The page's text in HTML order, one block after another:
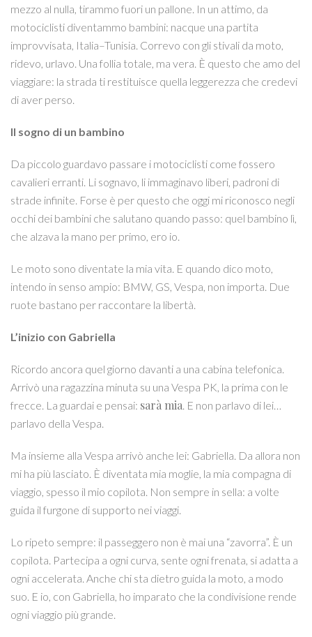
mezzo al nulla, tirammo fuori un pallone. In un attimo, da
motociclisti diventammo bambini: nacque una partita
improvvisata, Italia–Tunisia. Correvo con gli stivali da moto,
ridevo, urlavo. Una follia totale, ma vera. È questo che amo del
viaggiare: la strada ti restituisce quella leggerezza che credevi
di aver perso.
Il sogno di un bambino
Da piccolo guardavo passare i motociclisti come fossero
cavalieri erranti. Li sognavo, li immaginavo liberi, padroni di
strade infinite. Forse è per questo che oggi mi riconosco negli
occhi dei bambini che salutano quando passo: quel bambino lì,
che alzava la mano per primo, ero io.
Le moto sono diventate la mia vita. E quando dico moto,
intendo in senso ampio: BMW, GS, Vespa, non importa. Due
ruote bastano per raccontare la libertà.
L’inizio con Gabriella
Ricordo ancora quel giorno davanti a una cabina telefonica.
Arrivò una ragazzina minuta su una Vespa PK, la prima con le
frecce. La guardai e pensai: sarà mia. E non parlavo di lei…
parlavo della Vespa.
Ma insieme alla Vespa arrivò anche lei: Gabriella. Da allora non
mi ha più lasciato. È diventata mia moglie, la mia compagna di
viaggio, spesso il mio copilota. Non sempre in sella: a volte
guida il furgone di supporto nei viaggi.
Lo ripeto sempre: il passeggero non è mai una “zavorra”. È un
copilota. Partecipa a ogni curva, sente ogni frenata, si adatta a
ogni accelerata. Anche chi sta dietro guida la moto, a modo
suo. E io, con Gabriella, ho imparato che la condivisione rende
ogni viaggio più grande.